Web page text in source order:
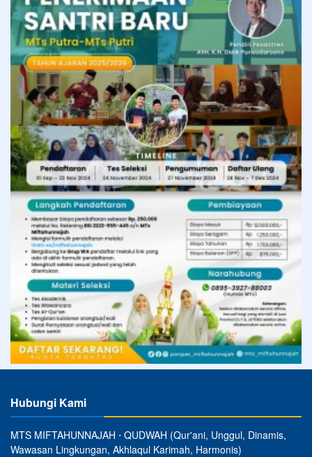
Hubungi Kami
MTS MIFTAHUNNAJAH ⋅ QUDWAH (Qur'ani, Unggul, Dinamis,
Wawasan Lingkungan, Akhlaqul Karimah, Harmonis)